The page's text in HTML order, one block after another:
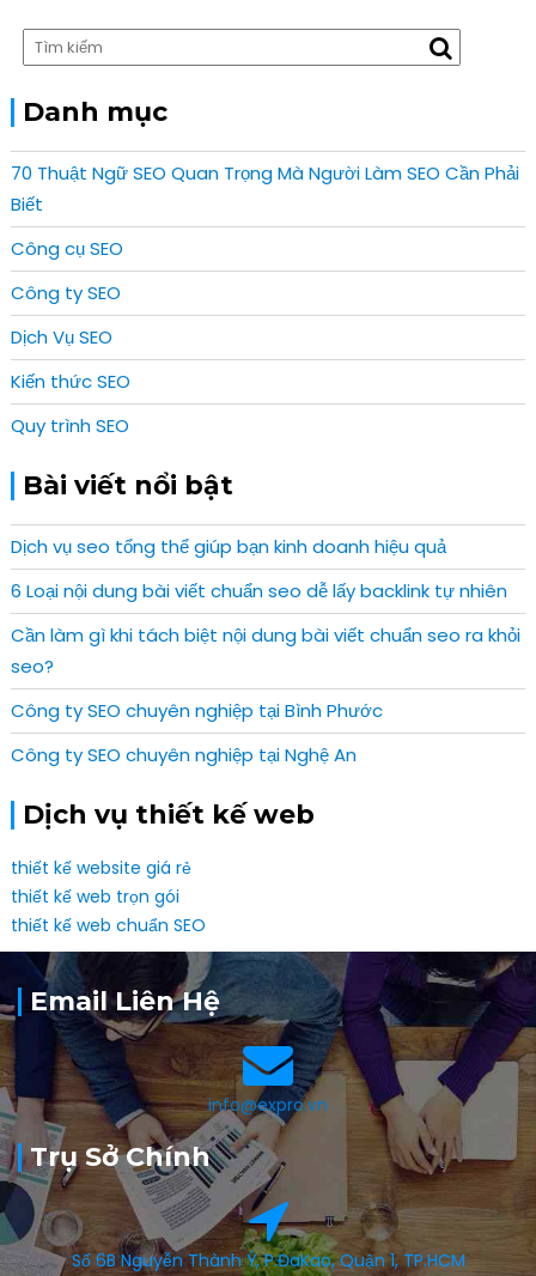
Danh mục
70 Thuật Ngữ SEO Quan Trọng Mà Người Làm SEO Cần Phải
Biết
Công cụ SEO
Công ty SEO
Dịch Vụ SEO
Kiến thức SEO
Quy trình SEO
Bài viết nổi bật
Dịch vụ seo tổng thể giúp bạn kinh doanh hiệu quả
6 Loại nội dung bài viết chuẩn seo dễ lấy backlink tự nhiên
Cần làm gì khi tách biệt nội dung bài viết chuẩn seo ra khỏi
seo?
Công ty SEO chuyên nghiệp tại Bình Phước
Công ty SEO chuyên nghiệp tại Nghệ An
Dịch vụ thiết kế web
thiết kế website giá rẻ
thiết kế web trọn gói
thiết kế web chuẩn SEO
Email Liên Hệ
info@expro.vn
Trụ Sở Chính
Số 6B Nguyễn Thành Ý, P.ĐaKao, Quận 1, TP.HCM